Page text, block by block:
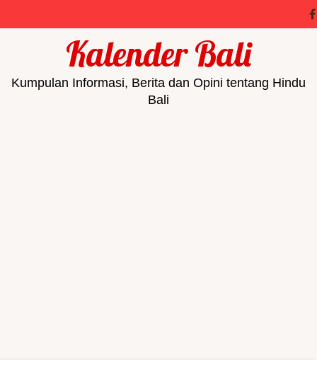
Kalender Bali
Kumpulan Informasi, Berita dan Opini tentang Hindu
Bali